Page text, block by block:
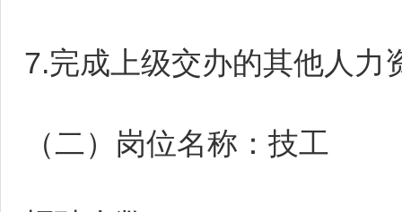
7.完成上级交办的其他人力
（二）岗位名称：技工